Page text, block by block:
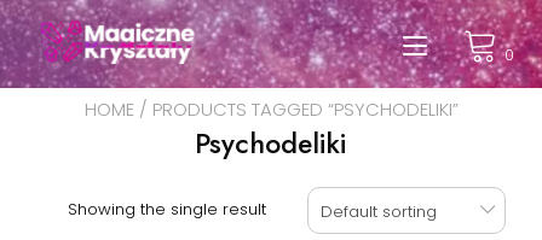
Przeskocz
do
treści
0
HOME/ PRODUCTS TAGGED “PSYCHODELIKI”
Psychodeliki
Showing the single result Default sorting